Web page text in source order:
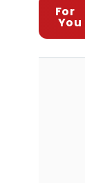
For
You